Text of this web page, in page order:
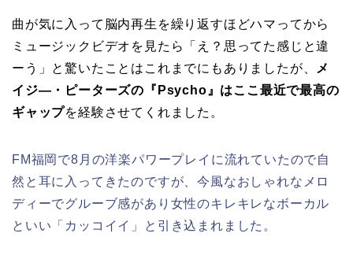
曲が気に入って脳内再生を繰り返すほどハマってから
ミュージックビデオを見たら「え？思ってた感じと違
ーう」と驚いたことはこれまでにもありましたが、
メ
イジ―・ピーターズの『Psycho』はここ最近で最高の
ギャップを経験させてくれました。
FM福岡で8月の洋楽パワープレイに流れていたので自
然と耳に入ってきたのですが、今風なおしゃれなメロ
ディーでグルーブ感があり女性のキレキレなボーカル
といい「カッコイイ」と引き込まれました。